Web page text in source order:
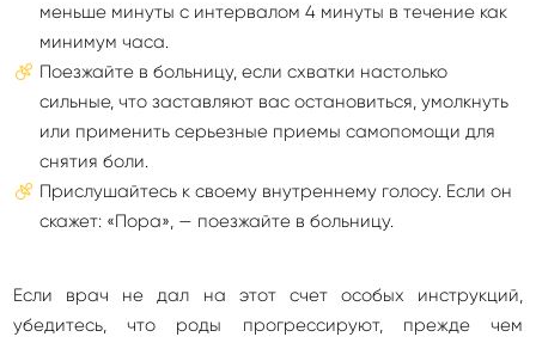
меньше минуты с интервалом 4 минуты в течение как
минимум часа.
Поезжайте в больницу, если схватки настолько
сильные, что заставляют вас остановиться, умолкнуть
или применить серьезные приемы самопомощи для
снятия боли.
Прислушайтесь к своему внутреннему голосу. Если он
скажет: «Пора», — поезжайте в больницу.
Если врач не дал на этот счет особых инструкций,
убедитесь, что роды прогрессируют, прежде чем